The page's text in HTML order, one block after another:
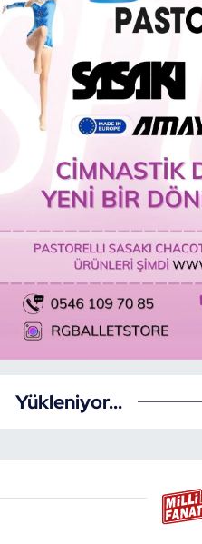
Yükleniyor...